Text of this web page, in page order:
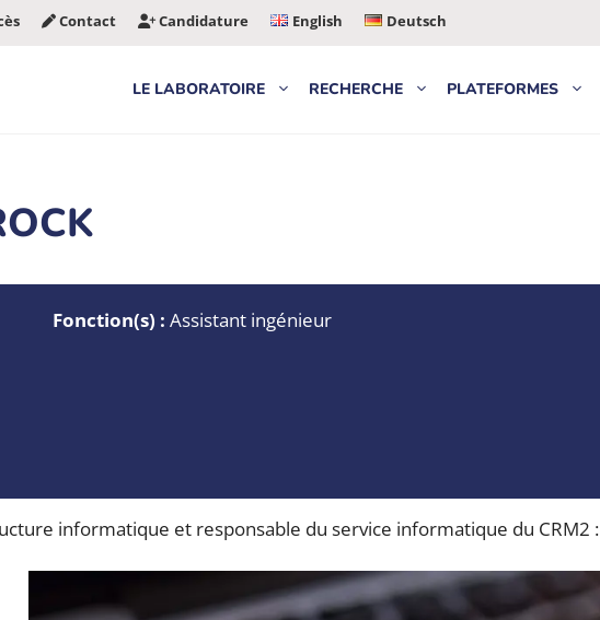
Contact Candidature English Deutsch
LE LABORATOIRE RECHERCHE PLATEFORMES
Fonction(s) : Assistant ingénieur
informatique et responsable du service informatique du CRM2 :